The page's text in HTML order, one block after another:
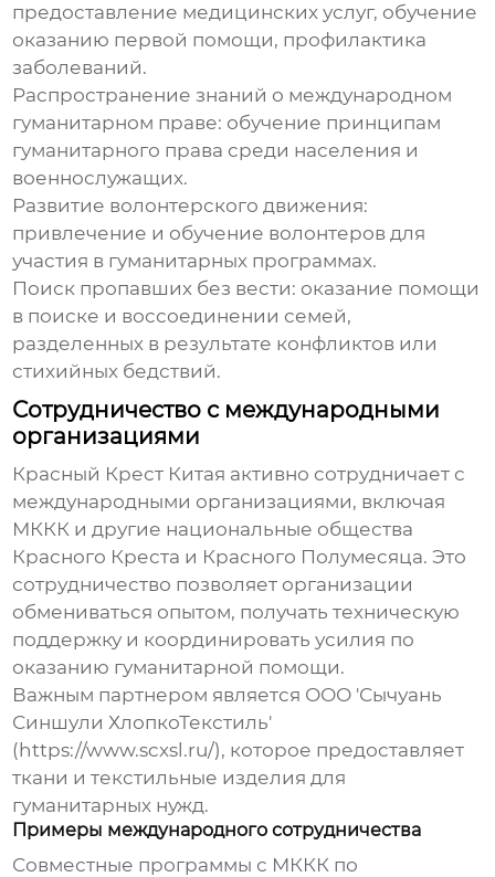
предоставление медицинских услуг, обучение
оказанию первой помощи, профилактика
заболеваний.
Распространение знаний о международном
гуманитарном праве: обучение принципам
гуманитарного права среди населения и
военнослужащих.
Развитие волонтерского движения:
привлечение и обучение волонтеров для
участия в гуманитарных программах.
Поиск пропавших без вести: оказание помощи
в поиске и воссоединении семей,
разделенных в результате конфликтов или
стихийных бедствий.
Сотрудничество с международными
организациями
Красный Крест Китая активно сотрудничает с
международными организациями, включая
МККК и другие национальные общества
Красного Креста и Красного Полумесяца. Это
сотрудничество позволяет организации
обмениваться опытом, получать техническую
поддержку и координировать усилия по
оказанию гуманитарной помощи.
Важным партнером является ООО 'Сычуань
Синшули ХлопкоТекстиль'
( https://www.scxsl.ru/), которое предоставляет
ткани и текстильные изделия для
гуманитарных нужд.
Примеры международного сотрудничества
Совместные программы с МККК по